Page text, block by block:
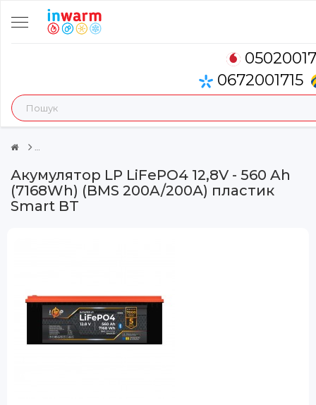
0672001715
Акумулятор LP LiFePO4 12,8V - 560 Ah
(7168Wh) (BMS 200A/200А) пластик
Smart BT